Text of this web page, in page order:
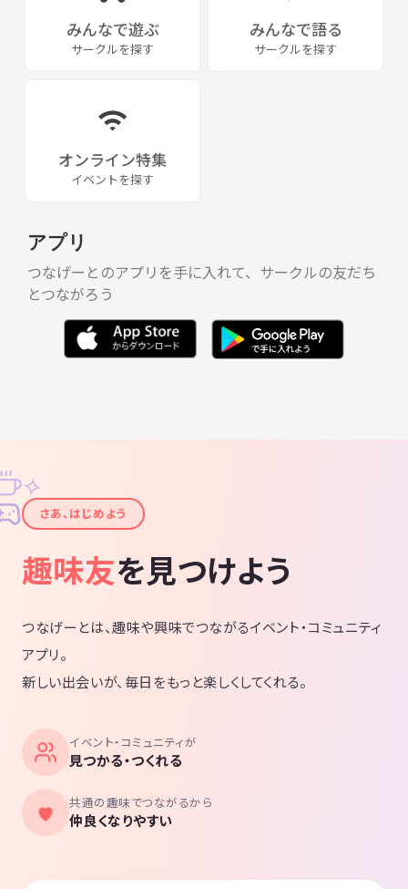
みんなで遊ぶ
サークルを探す
みんなで語る
サークルを探す
オンライン特集
イベントを探す
アプリ
つなげーとのアプリを手に入れて、サークルの友だち
とつながろう
✦
✧
さあ、はじめよう
趣味友を見つけよう
つなげーとは、趣味や興味でつながるイベント・コミュニティ
アプリ。
新しい出会いが、毎日をもっと楽しくしてくれる。
イベント・コミュニティが
見つかる・つくれる
共通の趣味でつながるから
仲良くなりやすい